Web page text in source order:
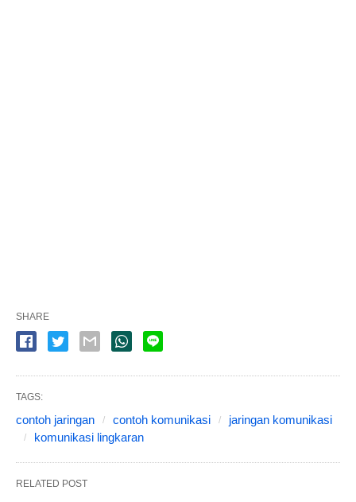
SHARE
TAGS:
contoh jaringan contoh komunikasi
jaringan komunikasi
komunikasi lingkaran
RELATED POST